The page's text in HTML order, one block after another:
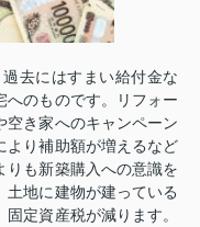
去にはすまい給付金な
へのものです。リフォー
空き家へのキャンペーン
より補助額が増えるなど
りも新築購入への意識を
土地に建物が建っている
定資産税が減ります。